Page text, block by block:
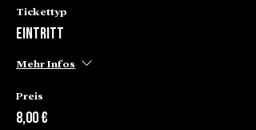
Tickettyp
Eintritt
Mehr Infos
Preis
8,00 €